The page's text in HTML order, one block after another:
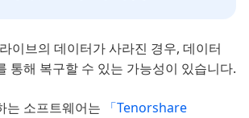
이브의 데이터가 사라진 경우, 데이터
통해 복구할 수 있는 가능성이 있습니다.
는 소프트웨어는 「Tenorshare